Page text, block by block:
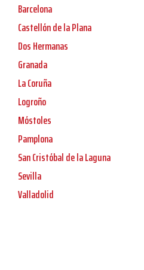
Barcelona
Castellón de la Plana
Dos Hermanas
Granada
La Coruña
Logroño
Móstoles
Pamplona
San Cristóbal de la Laguna
Sevilla
Valladolid